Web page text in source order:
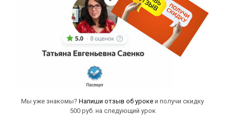
Мы уже знакомы? Напиши отзыв об уроке и получи скидку
500 руб. на следующий урок